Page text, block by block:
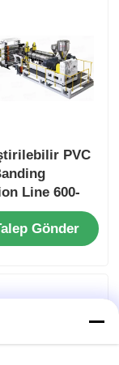
PVC
Line 600-
Genişliği
Gönder